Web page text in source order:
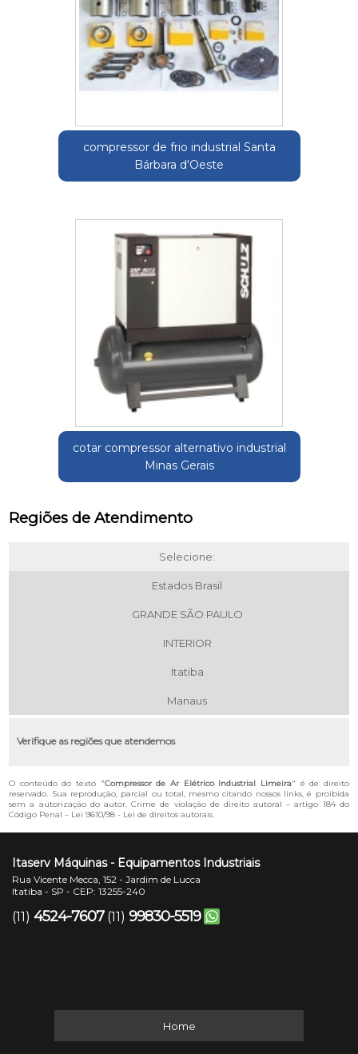
compressor de frio industrial Santa
Bárbara d'Oeste
cotar compressor alternativo industrial
Minas Gerais
Regiões de Atendimento
Selecione:
Estados Brasil
GRANDE SÃO PAULO
INTERIOR
Itatiba
Manaus
Verifique as regiões que atendemos
O conteúdo do texto "Compressor de Ar Elétrico Industrial Limeira" é de direito
reservado. Sua reprodução, parcial ou total, mesmo citando nossos links, é proibida
sem a autorização do autor. Crime de violação de direito autoral – artigo 184 do
Código Penal – Lei 9610/98 - Lei de direitos autorais.
Itaserv Máquinas - Equipamentos Industriais
Rua Vicente Mecca, 152 - Jardim de Lucca
Itatiba - SP - CEP: 13255-240
(11) 4524-7607 (11) 99830-5519
Home